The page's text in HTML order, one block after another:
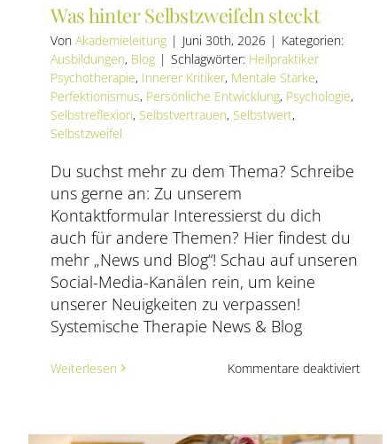
Was hinter Selbstzweifeln steckt
Von Akademieleitung | Juni 30th, 2026 | Kategorien:
Ausbildungen, Blog | Schlagwörter: Heilpraktiker
Psychotherapie, Innerer Kritiker, Mentale Stärke,
Perfektionismus, Persönliche Entwicklung, Psychologie,
Selbstreflexion, Selbstvertrauen, Selbstwert,
Selbstzweifel
Du suchst mehr zu dem Thema? Schreibe
uns gerne an: Zu unserem
Kontaktformular Interessierst du dich
auch für andere Themen? Hier findest du
mehr „News und Blog“! Schau auf unseren
Social-Media-Kanälen rein, um keine
unserer Neuigkeiten zu verpassen!
Systemische Therapie News & Blog
Weiterlesen Kommentare deaktiviertfür
steckt